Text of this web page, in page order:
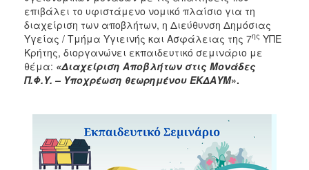
επιβάλει το υφιστάμενο νομικό πλαίσιο για τη
διαχείριση των αποβλήτων, η Διεύθυνση Δημόσιας
Υγείας / Τμήμα Υγιεινής και Ασφάλειας της 7ης ΥΠΕ
Κρήτης, διοργανώνει εκπαιδευτικό σεμινάριο με
θέμα: «Διαχείριση Αποβλήτων στις Μονάδες
Π.Φ.Υ. – Υποχρέωση θεωρημένου ΕΚΔΑΥΜ».